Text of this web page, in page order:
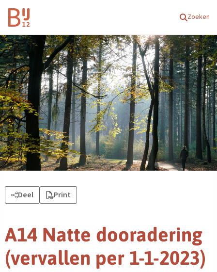
Homepagina Zoeken
Deel Print
A14 Natte dooradering
(vervallen per 1-1-2023)